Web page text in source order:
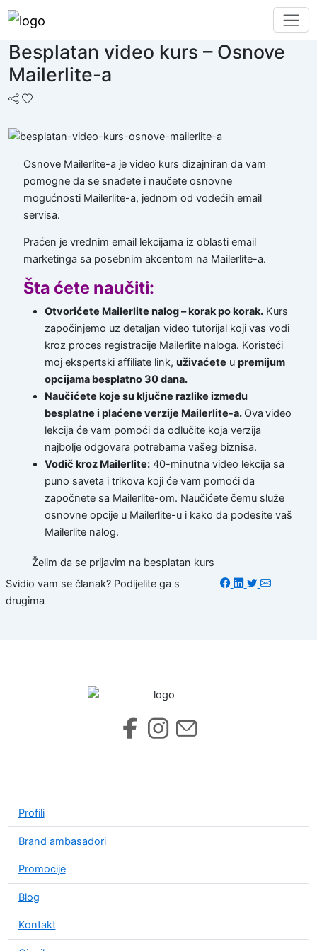
Besplatan video kurs – Osnove
Mailerlite-a
Osnove Mailerlite-a je video kurs dizajniran da vam
pomogne da se snađete i naučete osnovne
mogućnosti Mailerlite-a, jednom od vodećih email
servisa.
Praćen je vrednim email lekcijama iz oblasti email
marketinga sa posebnim akcentom na Mailerlite-a.
Šta ćete naučiti:
Otvorićete Mailerlite nalog – korak po korak.Kurs
započinjemo uz detaljan video tutorijal koji vas vodi
kroz proces registracije Mailerlite naloga. Koristeći
moj ekspertski affiliate link, uživaćete u premijum
opcijama besplatno 30 dana.
Naučićete koje su ključne razlike između
besplatne i plaćene verzije Mailerlite-a. Ova video
lekcija će vam pomoći da odlučite koja verzija
najbolje odgovara potrebama vašeg biznisa.
Vodič kroz Mailerlite:40-minutna video lekcija sa
puno saveta i trikova koji će vam pomoći da
započnete sa Mailerlite-om. Naučićete čemu služe
osnovne opcije u Mailerlite-u i kako da podesite vaš
Mailerlite nalog.
Želim da se prijavim na besplatan kurs
Svidio vam se članak? Podijelite ga s
drugima
Profili
Brand ambasadori
Promocije
Blog
Kontakt